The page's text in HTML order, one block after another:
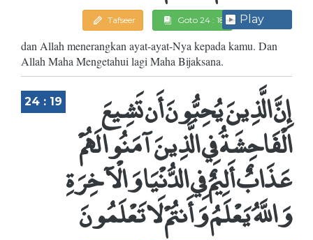
Tafseer Goto 24 : 18 Play
dan Allah menerangkan ayat-ayat-Nya kepada kamu. Dan
Allah Maha Mengetahui lagi Maha Bijaksana.
24 : 19 إِنَّ الَّذِينَ يُحِبُّونَ أَن تَشِيعَ
الْفَاحِشَةُ فِي الَّذِينَ آمَنُوا لَهُمْ
عَذَابٌ أَلِيمٌ فِي الدُّنْيَا وَالْآخِرَةِ
وَاللَّهُ يَعْلَمُ وَأَنتُمْ لَا تَعْلَمُونَ